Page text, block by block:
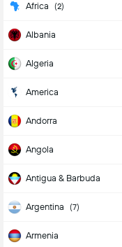
Africa (2)
Albania
Algeria
America
Andorra
Angola
Antigua & Barbuda
Argentina (7)
Armenia